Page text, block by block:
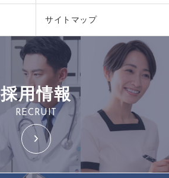
サイトマップ
採用情報
RECRUIT